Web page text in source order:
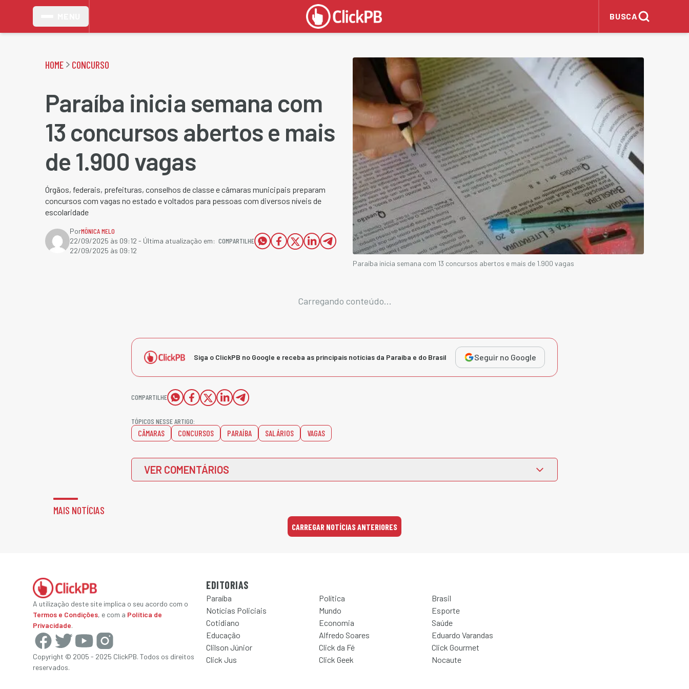
BUSCA
HOME CONCURSO
Paraíba inicia semana com
13 concursos abertos e mais
de 1.900 vagas
Órgãos, federais, prefeituras, conselhos de classe e câmaras municipais preparam
concursos com vagas no estado e voltados para pessoas com diversos níveis de
escolaridade
PorMÔNICA MELO
22/09/2025 às 09:12 - Última atualização em:
22/09/2025 às 09:12
COMPARTILHE
Paraíba inicia semana com 13 concursos abertos e mais de 1.900 vagas
Carregando conteúdo...
Siga o ClickPB no Google e receba as principais notícias da Paraíba e do Brasil Seguir no Google
COMPARTILHE
TÓPICOS NESSE ARTIGO:
CÂMARAS CONCURSOS PARAÍBA SALÁRIOS VAGAS
VER COMENTÁRIOS
MAIS NOTÍCIAS
CARREGAR NOTÍCIAS ANTERIORES
A utilização deste site implica o seu acordo com o
Termos e Condições, e com a Política de
Privacidade.
Copyright © 2005 - 2025 ClickPB. Todos os direitos
reservados.
EDITORIAS
Paraíba Política
Brasil
Notícias Policiais
Mundo
Esporte
Cotidiano
Economia
Saúde
Educação
Alfredo Soares
Eduardo Varandas
Clilson Júnior
Click da Fé
Click Gourmet
Click Jus
Click Geek Nocaute